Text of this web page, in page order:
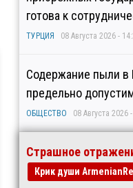
готова к
ТУРЦИЯ 08 Августа 2026 -
Содержание пыли в
предельно
ОБЩЕСТВО 08 Августа 2026
Страшное
Крик души